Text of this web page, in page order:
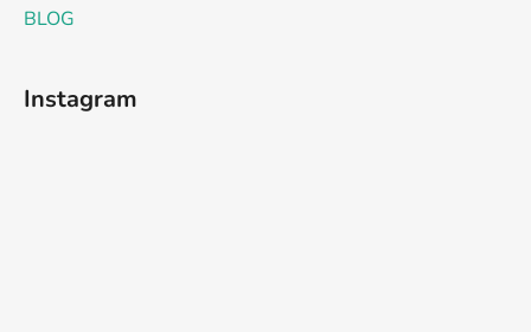
BLOG
Instagram